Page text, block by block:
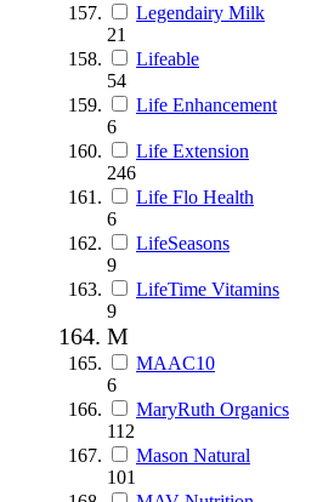
Legendairy Milk
21
Lifeable
54
Life Enhancement
6
Life Extension
246
Life Flo Health
6
LifeSeasons
9
LifeTime Vitamins
9
M
MAAC10
6
MaryRuth Organics
112
Mason Natural
101